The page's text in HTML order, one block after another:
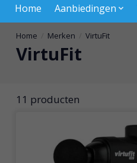
Home Aanbiedingen
Home Merken VirtuFit
VirtuFit
11 producten